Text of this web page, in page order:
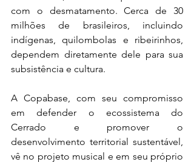
com o desmatamento. Cerca de 30
milhões de brasileiros, incluindo
indígenas, quilombolas e ribeirinhos,
dependem diretamente dele para sua
subsistência e cultura.
A Copabase, com seu compromisso
em defender o ecossistema do
Cerrado e promover o
desenvolvimento territorial sustentável,
vê no projeto musical e em seu próprio